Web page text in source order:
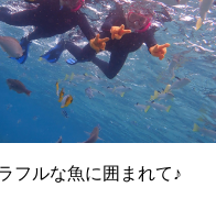
フルな魚に囲まれて♪